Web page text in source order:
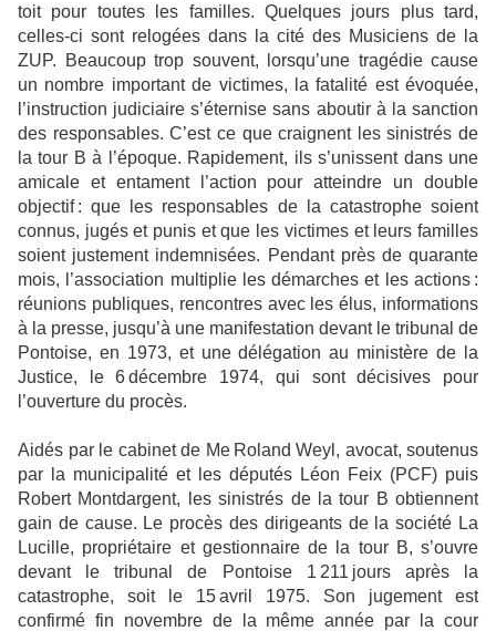
toit pour toutes les familles. Quelques jours plus tard,
celles-ci sont relogées dans la cité des Musiciens de la
ZUP. Beaucoup trop souvent, lorsqu’une tragédie cause
un nombre important de victimes, la fatalité est évoquée,
l’instruction judiciaire s’éternise sans aboutir à la sanction
des responsables. C’est ce que craignent les sinistrés de
la tour B à l’époque. Rapidement, ils s’unissent dans une
amicale et entament l’action pour atteindre un double
objectif : que les responsables de la catastrophe soient
connus, jugés et punis et que les victimes et leurs familles
soient justement indemnisées. Pendant près de quarante
mois, l’association multiplie les démarches et les actions :
réunions publiques, rencontres avec les élus, informations
à la presse, jusqu’à une manifestation devant le tribunal de
Pontoise, en 1973, et une délégation au ministère de la
Justice, le 6 décembre 1974, qui sont décisives pour
l’ouverture du procès.
Aidés par le cabinet de Me Roland Weyl, avocat, soutenus
par la municipalité et les députés Léon Feix (PCF) puis
Robert Montdargent, les sinistrés de la tour B obtiennent
gain de cause. Le procès des dirigeants de la société La
Lucille, propriétaire et gestionnaire de la tour B, s’ouvre
devant le tribunal de Pontoise 1 211 jours après la
catastrophe, soit le 15 avril 1975. Son jugement est
confirmé fin novembre de la même année par la cour